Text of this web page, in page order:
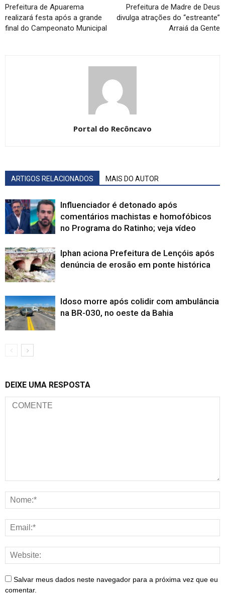
Prefeitura de Apuarema
realizará festa após a grande
final do Campeonato Municipal
Prefeitura de Madre de Deus
divulga atrações do “estreante”
Arraiá da Gente
Portal do Recôncavo
ARTIGOS RELACIONADOS MAIS DO AUTOR
Influenciador é detonado após
comentários machistas e homofóbicos
no Programa do Ratinho; veja vídeo
Iphan aciona Prefeitura de Lençóis após
denúncia de erosão em ponte histórica
Idoso morre após colidir com ambulância
na BR-030, no oeste da Bahia
DEIXE UMA RESPOSTA
Salvar meus dados neste navegador para a próxima vez que eu
comentar.